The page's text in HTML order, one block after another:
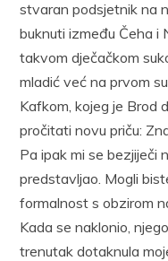
stvaran podsjetnik na
buknuti između Čeha i
takvom dječačkom
mladić već na prvom
Kafkom, kojeg je Brod
pročitati novu priču:
Pa ipak mi se bezjiječi
predstavljao. Mogli
formalnost s obzirom
Kada se naklonio,
trenutak dotaknula